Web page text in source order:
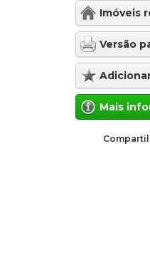
Imóveis
Versão
Mais